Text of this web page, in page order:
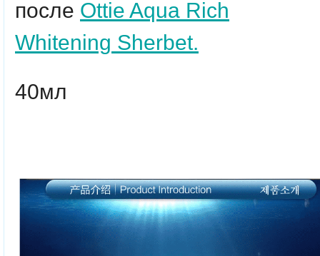
после Ottie Aqua Rich
Whitening Sherbet.
40мл